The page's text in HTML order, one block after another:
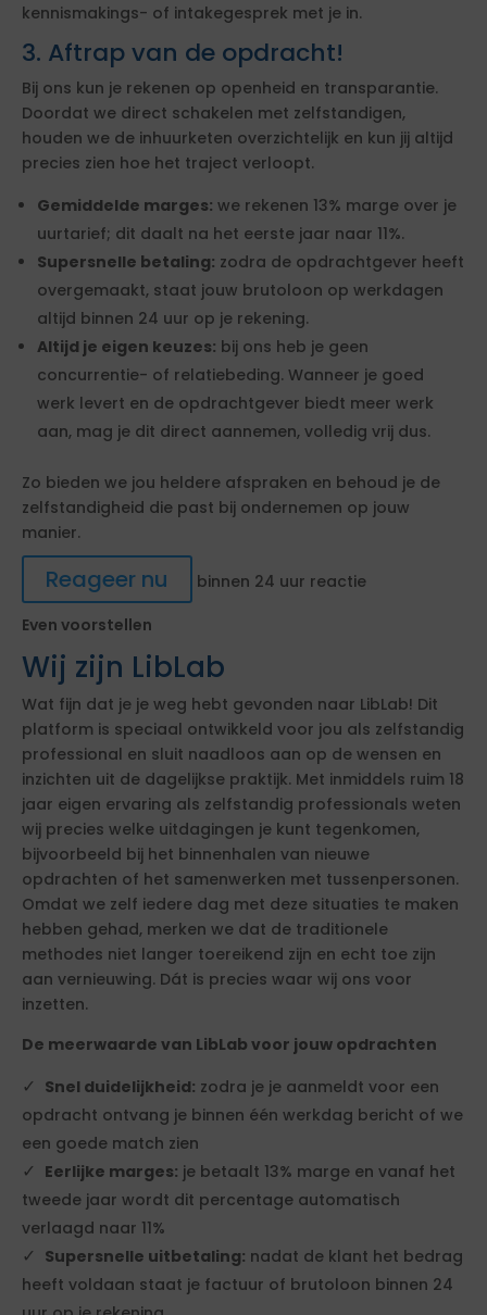
kennismakings- of intakegesprek met je in.
3. Aftrap van de opdracht!
Bij ons kun je rekenen op openheid en transparantie.
Doordat we direct schakelen met zelfstandigen,
houden we de inhuurketen overzichtelijk en kun jij altijd
precies zien hoe het traject verloopt.
Gemiddelde marges: we rekenen 13% marge over je
uurtarief; dit daalt na het eerste jaar naar 11%.
Supersnelle betaling: zodra de opdrachtgever heeft
overgemaakt, staat jouw brutoloon op werkdagen
altijd binnen 24 uur op je rekening.
Altijd je eigen keuzes: bij ons heb je geen
concurrentie- of relatiebeding. Wanneer je goed
werk levert en de opdrachtgever biedt meer werk
aan, mag je dit direct aannemen, volledig vrij dus.
Zo bieden we jou heldere afspraken en behoud je de
zelfstandigheid die past bij ondernemen op jouw
manier.
Reageer nu
binnen 24 uur reactie
Even voorstellen
Wij zijn LibLab
Wat fijn dat je je weg hebt gevonden naar LibLab! Dit
platform is speciaal ontwikkeld voor jou als zelfstandig
professional en sluit naadloos aan op de wensen en
inzichten uit de dagelijkse praktijk. Met inmiddels ruim 18
jaar eigen ervaring als zelfstandig professionals weten
wij precies welke uitdagingen je kunt tegenkomen,
bijvoorbeeld bij het binnenhalen van nieuwe
opdrachten of het samenwerken met tussenpersonen.
Omdat we zelf iedere dag met deze situaties te maken
hebben gehad, merken we dat de traditionele
methodes niet langer toereikend zijn en echt toe zijn
aan vernieuwing. Dát is precies waar wij ons voor
inzetten.
De meerwaarde van LibLab voor jouw opdrachten
Snel duidelijkheid: zodra je je aanmeldt voor een
opdracht ontvang je binnen één werkdag bericht of we
een goede match zien
Eerlijke marges: je betaalt 13% marge en vanaf het
tweede jaar wordt dit percentage automatisch
verlaagd naar 11%
Supersnelle uitbetaling: nadat de klant het bedrag
heeft voldaan staat je factuur of brutoloon binnen 24